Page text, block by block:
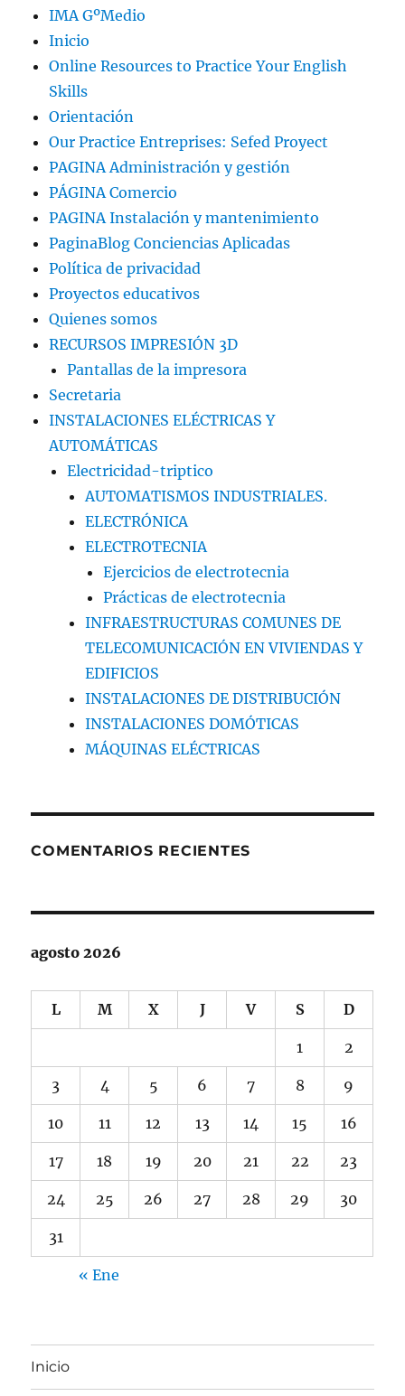
IMA GºMedio
Inicio
Online Resources to Practice Your English
Skills
Orientación
Our Practice Entreprises: Sefed Proyect
PAGINA Administración y gestión
PÁGINA Comercio
PAGINA Instalación y mantenimiento
PaginaBlog Conciencias Aplicadas
Política de privacidad
Proyectos educativos
Quienes somos
RECURSOS IMPRESIÓN 3D
Pantallas de la impresora
Secretaria
INSTALACIONES ELÉCTRICAS Y
AUTOMÁTICAS
Electricidad-triptico
AUTOMATISMOS INDUSTRIALES.
ELECTRÓNICA
ELECTROTECNIA
Ejercicios de electrotecnia
Prácticas de electrotecnia
INFRAESTRUCTURAS COMUNES DE
TELECOMUNICACIÓN EN VIVIENDAS Y
EDIFICIOS
INSTALACIONES DE DISTRIBUCIÓN
INSTALACIONES DOMÓTICAS
MÁQUINAS ELÉCTRICAS
COMENTARIOS RECIENTES
agosto 2026
L M X J V S D
1 2
3 4 5 6 7 8 9
10 11 12 13 14 15 16
17 18 19 20 21 22 23
24 25 26 27 28 29 30
31
« Ene
Inicio